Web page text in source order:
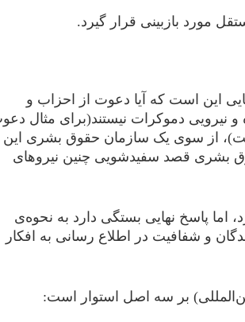
مورد بازبینی قرار گیرد.
این است که آیا دعوت از احزاب و
دموکرات نیستند(برای مثال
از سوی یک سازمان حقوق بشری این
بشری قصد سفیدشویی چنین نیروهای
پاسخ نهایی بستگی دارد به نحوه‌ی
و شفافیت در اطلاع رسانی به افکار
بر سه اصل استوار است: